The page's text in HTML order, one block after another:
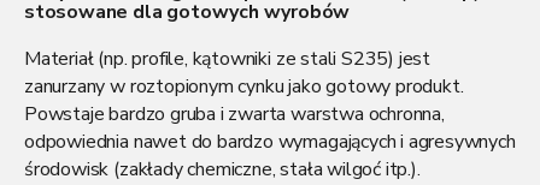
stosowane dla gotowych wyrobów
Materiał (np. profile, kątowniki ze stali S235) jest
zanurzany w roztopionym cynku jako gotowy produkt.
Powstaje bardzo gruba i zwarta warstwa ochronna,
odpowiednia nawet do bardzo wymagających i agresywnych
środowisk (zakłady chemiczne, stała wilgoć itp.).